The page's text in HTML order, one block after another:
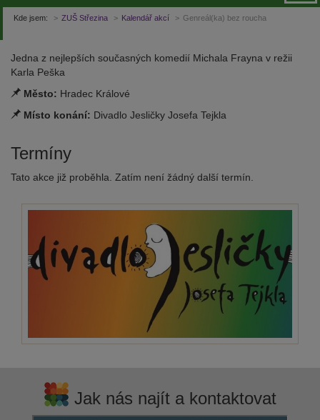
Kde jsem: ZUŠ Střezina Kalendář akcí Genreál(ka) bez roucha
Jedna z nejlepších současných komedií Michala Frayna v režii
Karla Peška
Město: Hradec Králové
Místo konání: Divadlo Jesličky Josefa Tejkla
Termíny
Tato akce již proběhla. Zatím není žádný další termín.
Jak nás najít a kontaktovat